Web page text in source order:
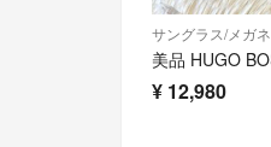
サングラス/メガネ
¥ 12,980